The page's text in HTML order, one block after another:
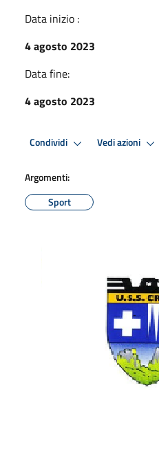
Data inizio :
4 agosto 2023
Data fine:
4 agosto 2023
Condividi Vedi azioni
Argomenti:
Sport